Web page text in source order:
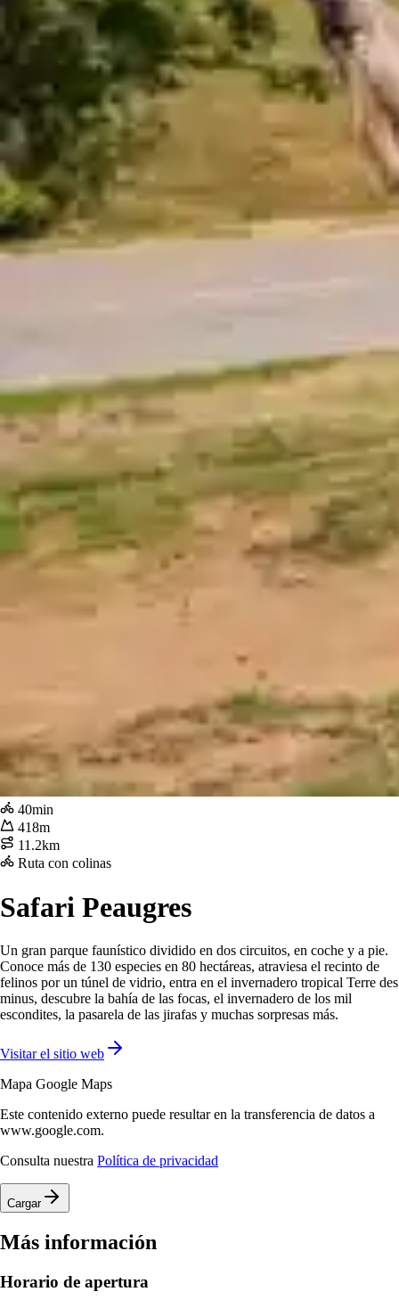
40min
418m
11.2km
Ruta con colinas
Safari Peaugres
Un gran parque faunístico dividido en dos circuitos, en coche y a pie.
Conoce más de 130 especies en 80 hectáreas, atraviesa el recinto de
felinos por un túnel de vidrio, entra en el invernadero tropical Terre des
minus, descubre la bahía de las focas, el invernadero de los mil
escondites, la pasarela de las jirafas y muchas sorpresas más.
Visitar el sitio web
Mapa Google Maps
Este contenido externo puede resultar en la transferencia de datos a
www.google.com.
Consulta nuestra Política de privacidad
Cargar
Más información
Horario de apertura